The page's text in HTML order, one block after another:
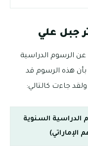
جبل علي
الرسوم الدراسية
بأن هذه الرسوم قد
جاءت كالتالي:
الدراسية السنوية
الإماراتي)